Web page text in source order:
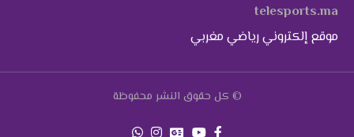
telesports.ma
موقع إلكتروني رياضي مغربي
© كل حقوق النشر محفوظة